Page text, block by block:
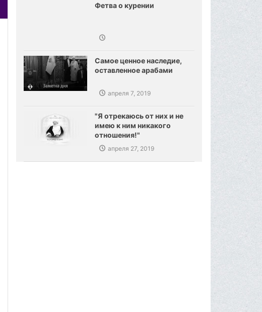
Фетва о курении
Самое ценное наследие,
оставленное арабами
апреля 7, 2019
"Я отрекаюсь от них и не
имею к ним никакого
отношения!"
апреля 27, 2019